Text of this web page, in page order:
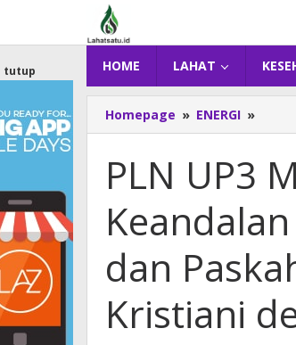
konten
HOME LAHAT
tutup
Homepage » ENERGI »
UP3
Bungo
Sukses
Jumat
Agung
dan
PLN UP3
dan
Kristiani